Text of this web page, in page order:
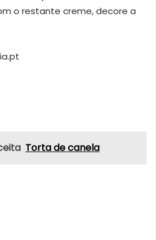
o restante creme, decore a
Torta de canela